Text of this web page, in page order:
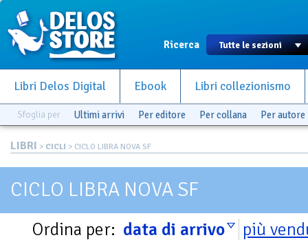
Ricerca
Libri Delos Digital Ebook Libri collezionismo
Sfoglia per Ultimi arrivi Per editore Per collana Per autore
LIBRI > CICLI > CICLO LIBRA NOVA SF
CICLO LIBRA NOVA SF
Ordina per: data di arrivo più